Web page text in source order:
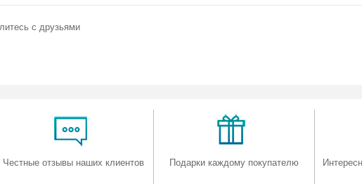
с друзьями
Честные отзывы наших клиентов Подарки каждому покупателю